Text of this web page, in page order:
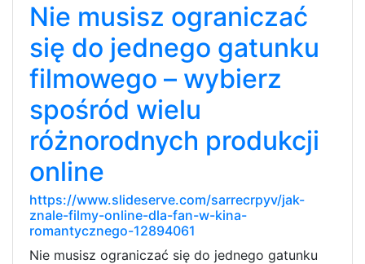
Nie musisz ograniczać
się do jednego gatunku
filmowego – wybierz
spośród wielu
różnorodnych produkcji
online
https://www.slideserve.com/sarrecrpyv/jak-
znale-filmy-online-dla-fan-w-kina-
romantycznego-12894061
Nie musisz ograniczać się do jednego gatunku